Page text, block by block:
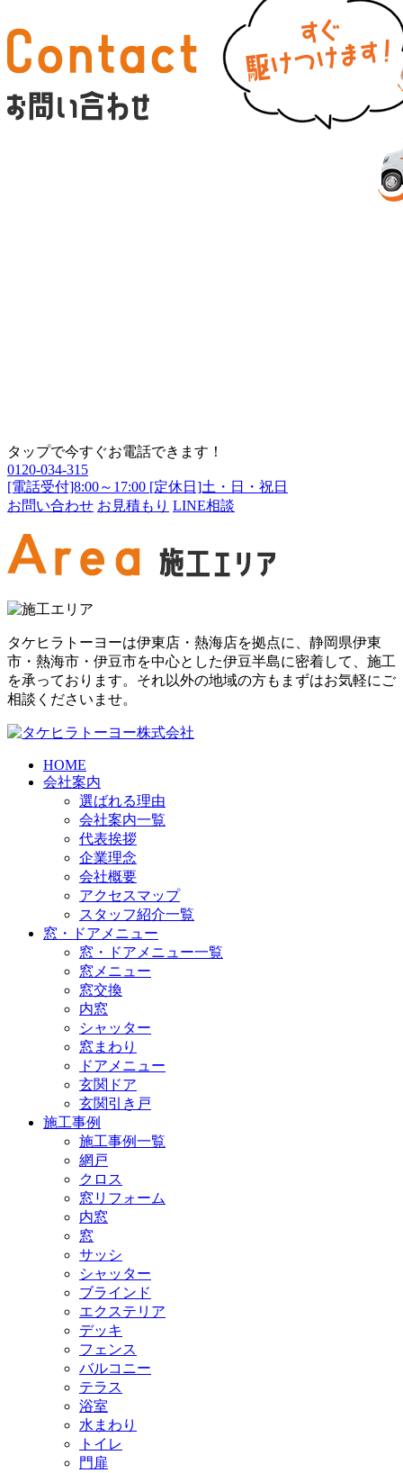
タップで今すぐお電話できます！
0120-034-315
[電話受付]8:00～17:00 [定休日]土・日・祝日
お問い合わせ お見積もり LINE相談
タケヒラトーヨーは伊東店・熱海店を拠点に、静岡県伊東
市・熱海市・伊豆市を中心とした伊豆半島に密着して、施工
を承っております。それ以外の地域の方もまずはお気軽にご
相談くださいませ。
HOME
会社案内
選ばれる理由
会社案内一覧
代表挨拶
企業理念
会社概要
アクセスマップ
スタッフ紹介一覧
窓・ドアメニュー
窓・ドアメニュー一覧
窓メニュー
窓交換
内窓
シャッター
窓まわり
ドアメニュー
玄関ドア
玄関引き戸
施工事例
施工事例一覧
網戸
クロス
窓リフォーム
内窓
窓
サッシ
シャッター
ブラインド
エクステリア
デッキ
フェンス
バルコニー
テラス
浴室
水まわり
トイレ
門扉